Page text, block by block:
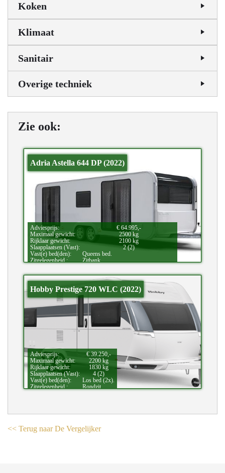
Koken
Klimaat
Sanitair
Overige techniek
Zie ook:
Adria Astella 644 DP (2022)
Adviesprijs:
€ 64.995,-
Maximaal gewicht:
2500 kg
Rijklaar gewicht:
2100 kg
Slaapplaatsen (Vast):
2 (2)
Vast(e) bed(den):
Queens bed.
Zitgelegenheid.:
Zitbank.
Hobby Prestige 720 WLC (2022)
Adviesprijs:
€ 39.250,-
Maximaal gewicht:
2200 kg
Rijklaar gewicht:
1830 kg
Slaapplaatsen (Vast):
4 (2)
Vast(e) bed(den):
Los bed (2x).
Zitgelegenheid.:
Rondzit.
<< Terug naar De Vergelijker